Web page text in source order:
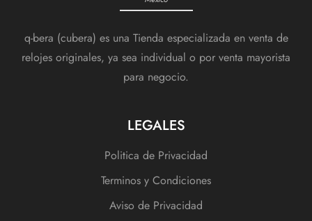
q-bera (cubera) es una Tienda especializada en venta de
relojes originales, ya sea individual o por venta mayorista
para negocio.
LEGALES
Politica de Privacidad
Terminos y Condiciones
Aviso de Privacidad